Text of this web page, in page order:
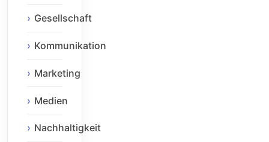
Gesellschaft
Kommunikation
Marketing
Medien
Nachhaltigkeit